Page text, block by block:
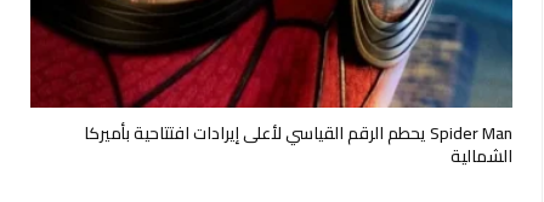
Spider Man يحطم الرقم القياسي لأعلى إيرادات افتتاحية بأميركا
الشمالية